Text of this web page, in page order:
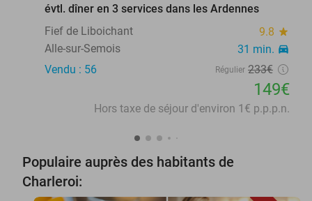
évtl. dîner en 3 services dans les Ardennes
Fief de Liboichant
9.8 star
Alle-sur-Semois 31 min. directions_car
Vendu : 56 Régulier 233€
149€
Hors taxe de séjour d'environ 1€ p.p.p.n.
Populaire auprès des habitants de
Charleroi: